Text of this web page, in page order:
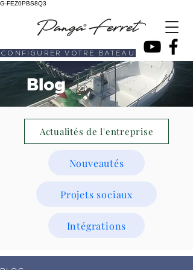
G-FEZ0PBS8Q3
CONFIGURER VOTRE BATEAU
Blog
Actualités de l'entreprise
Nouveautés
Projets sociaux
Intégrations